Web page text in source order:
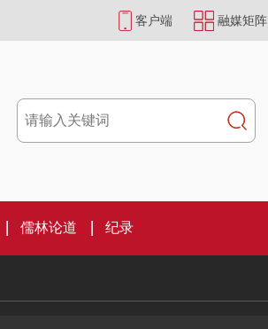
客户端 融媒矩阵
儒林论道 纪录